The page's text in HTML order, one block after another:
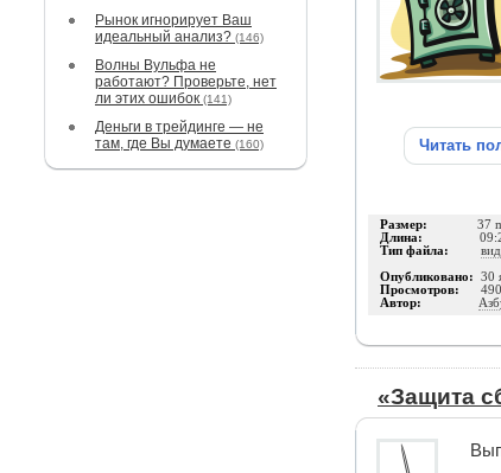
Рынок игнорирует Ваш
идеальный анализ? (146)
Волны Вульфа не
работают? Проверьте, нет
ли этих ошибок (141)
Деньги в трейдинге — не
там, где Вы думаете (160) Читать
Размер: 37
Длина:
Тип файла:
Опубликовано: 30
Просмотров:
Автор:
«Защита